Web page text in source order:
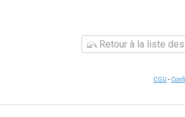
Retour à la liste
CGU -